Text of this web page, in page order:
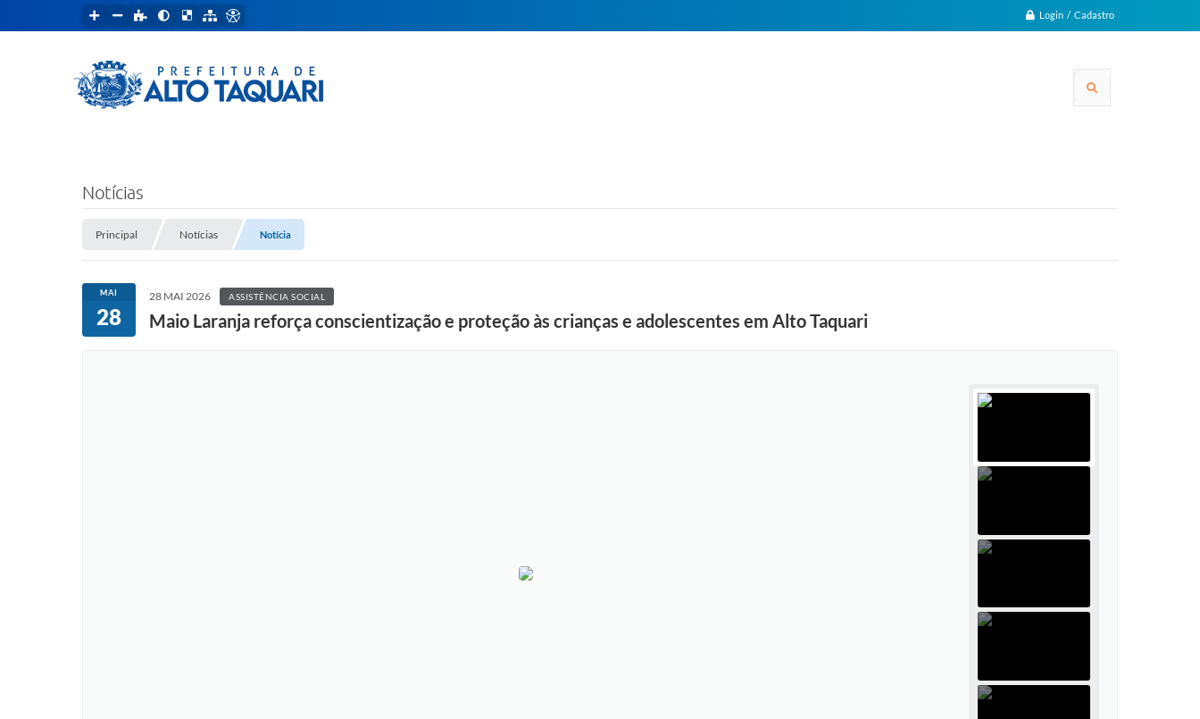
Login / Cadastro
Notícias
Principal Notícias Notícia
MAI
28
28 MAI 2026 ASSISTÊNCIA SOCIAL
Maio Laranja reforça conscientização e proteção às crianças e adolescentes em Alto Taquari